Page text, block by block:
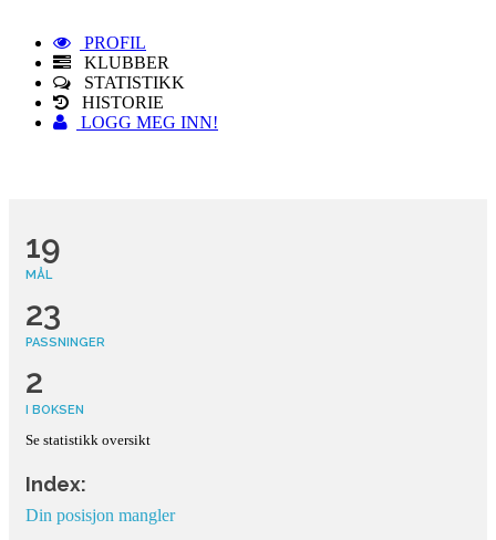
PROFIL
KLUBBER
STATISTIKK
HISTORIE
LOGG MEG INN!
19
MÅL
23
PASSNINGER
2
I BOKSEN
Se statistikk oversikt
Index:
Din posisjon mangler